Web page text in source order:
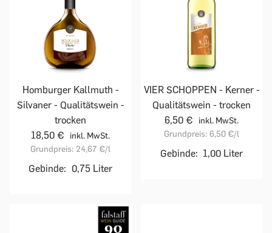
Homburger Kallmuth -
Silvaner - Qualitätswein -
trocken
18,50 €
inkl. MwSt.
Grundpreis: 24,67 €/l
Gebinde: 0,75 Liter
VIER SCHOPPEN - Kerner -
Qualitätswein - trocken
6,50 €
inkl. MwSt.
Grundpreis: 6,50 €/l
Gebinde: 1,00 Liter